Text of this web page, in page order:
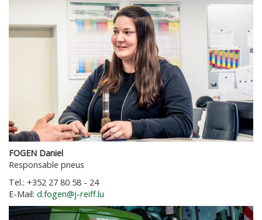
FOGEN Daniel
Responsable pneus
Tel.: +352 27 80 58 - 24
E-Mail: d.fogen@j-reiff.lu